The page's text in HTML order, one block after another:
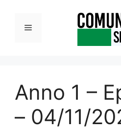
contenutoMenu
Anno 1 –
– 04/11/